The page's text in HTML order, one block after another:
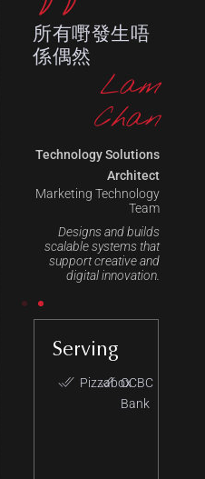
所有嘢發生唔
係偶然
Lam
Chan
Technology Solutions
Architect
Marketing Technology
Team
Designs and builds
scalable systems that
support creative and
digital innovation.
Serving
PizzaboxOCBC
Bank